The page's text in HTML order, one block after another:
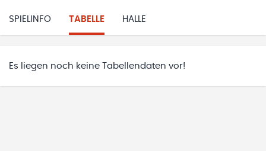
SPIELINFO TABELLE HALLE
Es liegen noch keine Tabellendaten vor!